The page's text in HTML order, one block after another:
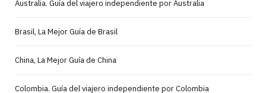
Australia. Guía del viajero independiente por Australia
Brasil, La Mejor Guía de Brasil
China, La Mejor Guía de China
Colombia. Guía del viajero independiente por Colombia